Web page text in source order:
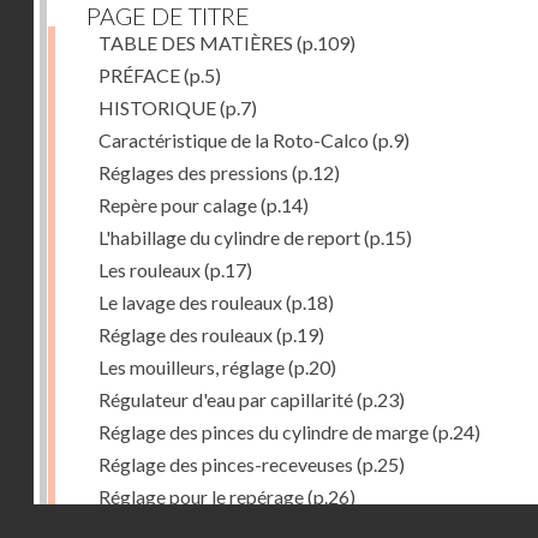
PAGE DE TITRE
TABLE DES MATIÈRES (p.109)
PRÉFACE(p.5)
HISTORIQUE(p.7)
Caractéristique de la Roto-Calco (p.9)
Réglages des pressions (p.12)
Repère pour calage(p.14)
L'habillage du cylindre de report(p.15)
Les rouleaux(p.17)
Le lavage des rouleaux(p.18)
Réglage des rouleaux(p.19)
Les mouilleurs, réglage(p.20)
Régulateur d'eau par capillarité(p.23)
Réglage des pinces du cylindre de marge(p.24)
Réglage des pinces-receveuses (p.25)
Réglage pour le repérage(p.26)